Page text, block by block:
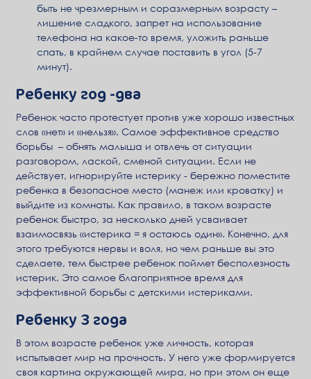
быть не чрезмерным и соразмерным возрасту –
лишение сладкого, запрет на использование
телефона на какое-то время, уложить раньше
спать, в крайнем случае поставить в угол (5-7
минут).
Ребенку год -два
Ребенок часто протестует против уже хорошо известных
слов «нет» и «нельзя». Самое эффективное средство
борьбы – обнять малыша и отвлечь от ситуации
разговором, лаской, сменой ситуации. Если не
действует, игнорируйте истерику - бережно поместите
ребенка в безопасное место (манеж или кроватку) и
выйдите из комнаты. Как правило, в таком возрасте
ребенок быстро, за несколько дней усваивает
взаимосвязь «истерика = я остаюсь один». Конечно, для
этого требуются нервы и воля, но чем раньше вы это
сделаете, тем быстрее ребенок поймет бесполезность
истерик. Это самое благоприятное время для
эффективной борьбы с детскими истериками.
Ребенку 3 года
В этом возрасте ребенок уже личность, которая
испытывает мир на прочность. У него уже формируется
своя картина окружающей мира, но при этом он еще